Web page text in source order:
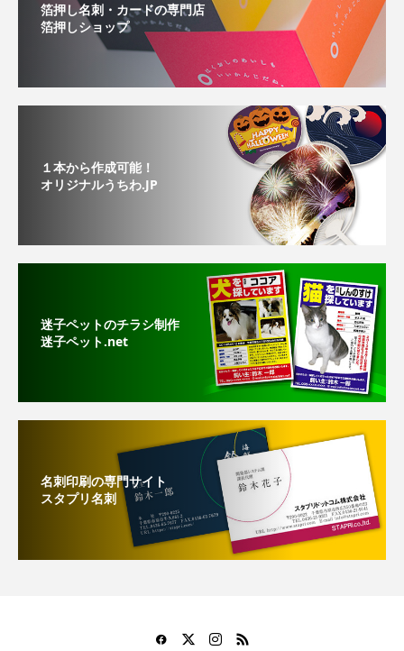
箔押し名刺・カードの専門店
箔押しショップ
１本から作成可能！
オリジナルうちわ.JP
迷子ペットのチラシ制作
迷子ペット.net
名刺印刷の専門サイト
スタプリ名刺